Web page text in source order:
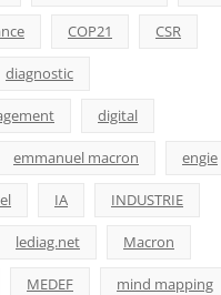
COP21 CSR
diagnostic
digital
emmanuel macron engie
IA INDUSTRIE
lediag.net Macron
MEDEF mind mapping